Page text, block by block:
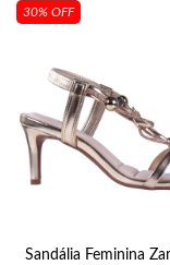
30% OFF
Sandália Feminina